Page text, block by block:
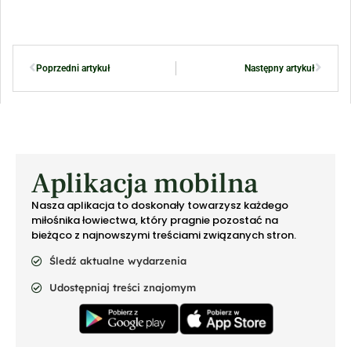
Poprzedni artykuł Następny artykuł
Aplikacja mobilna
Nasza aplikacja to doskonały towarzysz każdego
miłośnika łowiectwa, który pragnie pozostać na
bieżąco z najnowszymi treściami związanych stron.
Śledź aktualne wydarzenia
Udostępniaj treści znajomym